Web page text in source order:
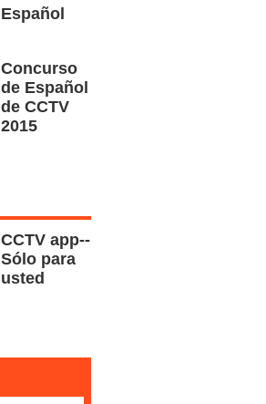
Español
Concurso
de Español
de CCTV
2015
CCTV app--
Sólo para
usted